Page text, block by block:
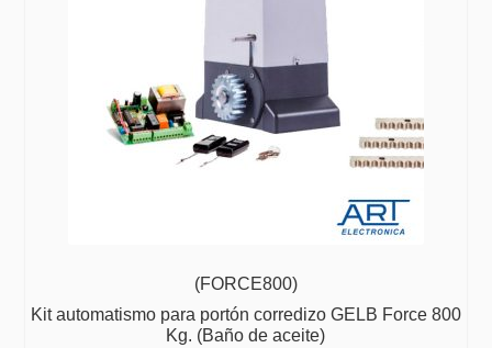
(FORCE800)
Kit automatismo para portón corredizo GELB Force 800
Kg. (Baño de aceite)